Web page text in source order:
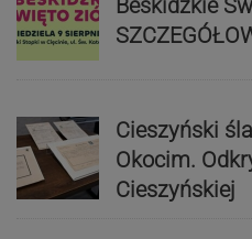
Beskidzkie
Cieszyński
Okocim.
Cieszyńskiej